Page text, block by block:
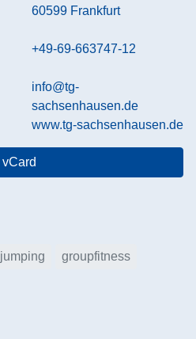
60599 Frankfurt
+49-69-663747-12
info@tg-
sachsenhausen.de
www.tg-sachsenhausen.de
vCard
jumping groupfitness